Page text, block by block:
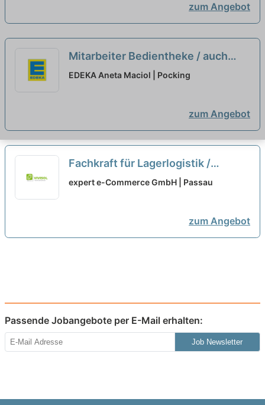
zum Angebot
Mitarbeiter Bedientheke / auch
Quereinsteiger (m/w/d) EDEKA
EDEKA Aneta Maciol | Pocking
zum Angebot
Fachkraft für Lagerlogistik /
Lagerist / Quereinsteiger (m/w/x)
expert e-Commerce GmbH | Passau
zum Angebot
Passende Jobangebote per E-Mail erhalten:
Job Newsletter